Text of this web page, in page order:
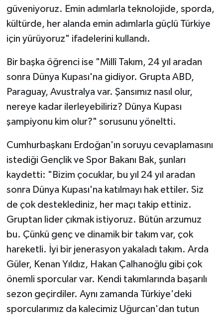
güveniyoruz. Emin adımlarla teknolojide, sporda,
kültürde, her alanda emin adımlarla güçlü Türkiye
için yürüyoruz" ifadelerini kullandı.
Bir başka öğrenci ise "Millî Takım, 24 yıl aradan
sonra Dünya Kupası'na gidiyor. Grupta ABD,
Paraguay, Avustralya var. Şansımız nasıl olur,
nereye kadar ilerleyebiliriz? Dünya Kupası
şampiyonu kim olur?" sorusunu yöneltti.
Cumhurbaşkanı Erdoğan'ın soruyu cevaplamasını
istediği Gençlik ve Spor Bakanı Bak, şunları
kaydetti: "Bizim çocuklar, bu yıl 24 yıl aradan
sonra Dünya Kupası'na katılmayı hak ettiler. Siz
de çok desteklediniz, her maçı takip ettiniz.
Gruptan lider çıkmak istiyoruz. Bütün arzumuz
bu. Çünkü genç ve dinamik bir takım var, çok
hareketli. İyi bir jenerasyon yakaladı takım. Arda
Güler, Kenan Yıldız, Hakan Çalhanoğlu gibi çok
önemli sporcular var. Kendi takımlarında başarılı
sezon geçirdiler. Aynı zamanda Türkiye'deki
sporcularımız da kalecimiz Uğurcan'dan tutun